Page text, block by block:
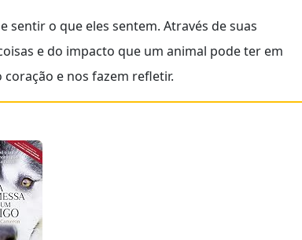
e sentir o que eles sentem. Através de suas
e do impacto que um animal pode ter em
coração e nos fazem refletir.